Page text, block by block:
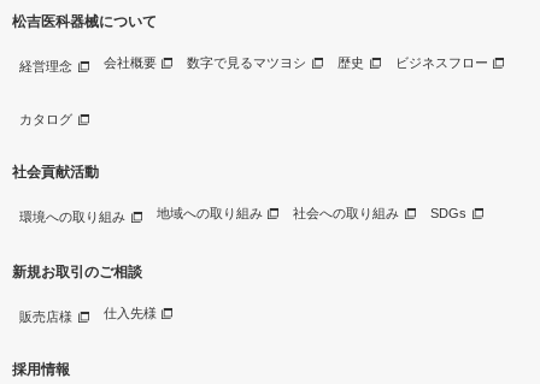
松吉医科器械について
経営理念 会社概要 数字で見るマツヨシ 歴史 ビジネスフロー
カタログ
社会貢献活動
環境への取り組み 地域への取り組み 社会への取り組み SDGs
新規お取引のご相談
販売店様 仕入先様
採用情報